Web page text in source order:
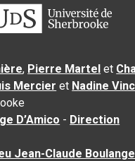
, Pierre Martel et
Mercier et Nadine
D’Amico - Direction
Jean-Claude